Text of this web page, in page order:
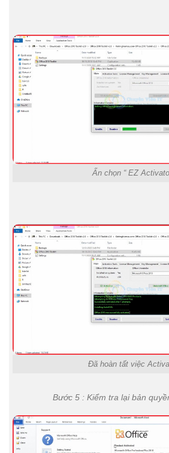
Ấn chọn “ EZ
Đã hoàn tất việc
Bước 5 : Kiểm tra lại bản